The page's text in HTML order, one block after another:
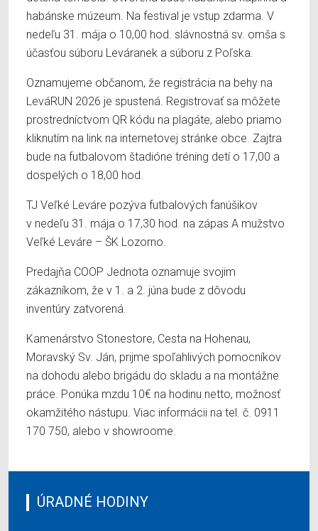
habánske múzeum. Na festival je vstup zdarma. V
nedeľu 31. mája o 10,00 hod. slávnostná sv. omša s
účasťou súboru Leváranek a súboru z Poľska.
Oznamujeme občanom, že registrácia na behy na
LeváRUN 2026 je spustená. Registrovať sa môžete
prostredníctvom QR kódu na plagáte, alebo priamo
kliknutím na link na internetovej stránke obce. Zajtra
bude na futbalovom štadióne tréning detí o 17,00 a
dospelých o 18,00 hod.
TJ Veľké Leváre pozýva futbalových fanúšikov
v nedeľu 31. mája o 17,30 hod. na zápas A mužstvo
Veľké Leváre – ŠK Lozorno.
Predajňa COOP Jednota oznamuje svojim
zákazníkom, že v 1. a 2. júna bude z dôvodu
inventúry zatvorená.
Kamenárstvo Stonestore, Cesta na Hohenau,
Moravský Sv. Ján, prijme spoľahlivých pomocníkov
na dohodu alebo brigádu do skladu a na montážne
práce. Ponúka mzdu 10€ na hodinu netto, možnosť
okamžitého nástupu. Viac informácii na tel. č. 0911
170 750, alebo v showroome.
ÚRADNÉ HODINY